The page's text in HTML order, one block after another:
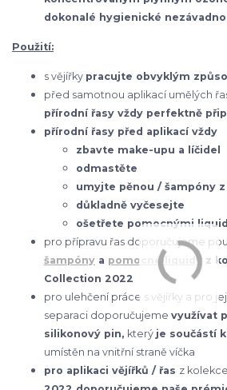
dokonalé hygienické
Použití:
s vějířky pracujte obvyklým
před samotnou aplikací umělých
přírodní řasy vždy perfektně
přírodní řasy před aplikací vždy
zbavte make-upu a líčidel
odmastěte
umyjte pěnou / šampóny
důkladně vyčesejte
ošetřete pomocnými
pro přípravu řas doporučujeme
šampóny a pomocné liquidy z
Collection 2022
pro ulehčení práce s vějířky a pro
separaci doporučujeme využívat
silikonový pin, který je součástí
umístěn na vnitřní straně víčka
pro aplikaci vějířků / řas z kolekce